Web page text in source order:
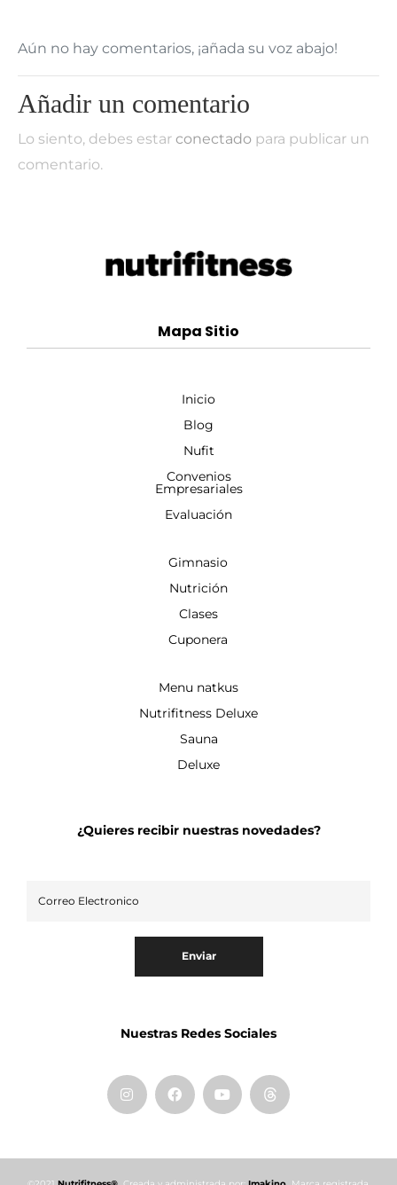
Aún no hay comentarios, ¡añada su voz abajo!
Añadir un comentario
Lo siento, debes estar conectado para publicar un
comentario.
Mapa Sitio
Inicio
Blog
Nufit
Convenios
Empresariales
Evaluación
Gimnasio
Nutrición
Clases
Cuponera
Menu natkus
Nutrifitness Deluxe
Sauna
Deluxe
¿Quieres recibir nuestras novedades?
Enviar
Nuestras Redes Sociales